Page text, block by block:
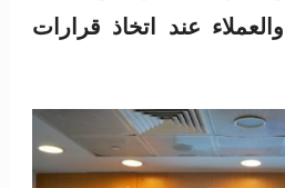
عند اتخاذ قرارات